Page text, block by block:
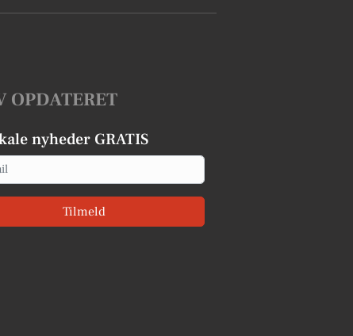
OPDATERET
nyheder GRATIS
Tilmeld